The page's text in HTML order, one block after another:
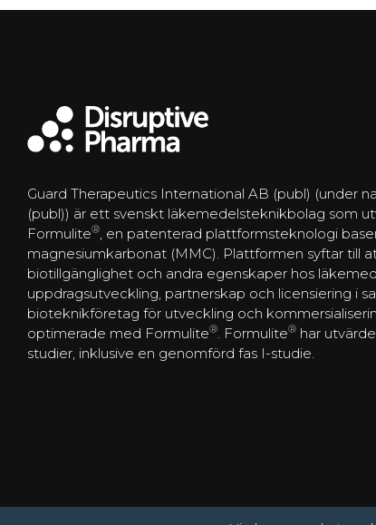
Guard Therapeutics International AB (publ) (under
(publ)) är ett svenskt läkemedelsteknikbolag som
Formulite® , en patenterad plattformsteknologi
magnesiumkarbonat (MMC). Plattformen syftar till
biotillgänglighet och andra egenskaper hos
uppdragsutveckling, partnerskap och licensiering i
bioteknikföretag för utveckling och
optimerade med Formulite® . Formulite® har
studier, inklusive en genomförd fas I-studie.